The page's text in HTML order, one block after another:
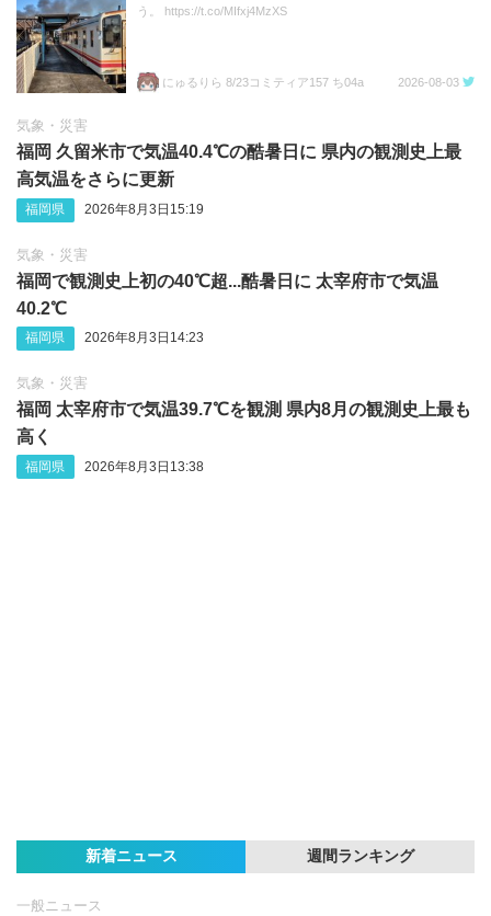
う。 https://t.co/MIfxj4MzXS
にゅるりら 8/23コミティア157 ち04a 2026-08-03
気象・災害
福岡 久留米市で気温40.4℃の酷暑日に 県内の観測史上最
高気温をさらに更新
福岡県 2026年8月3日15:19
気象・災害
福岡で観測史上初の40℃超...酷暑日に 太宰府市で気温
40.2℃
福岡県 2026年8月3日14:23
気象・災害
福岡 太宰府市で気温39.7℃を観測 県内8月の観測史上最も
高く
福岡県 2026年8月3日13:38
新着ニュース 週間ランキング
一般ニュース